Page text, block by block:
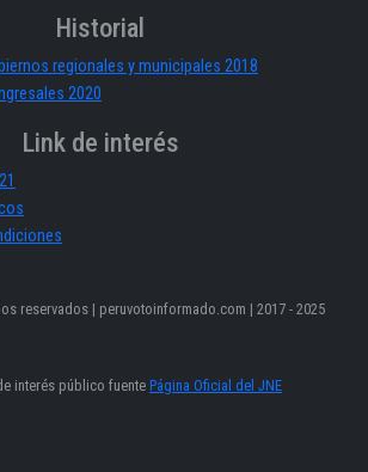
Historial
regionales y municipales 2018
2020
Link de interés
reservados | peruvotoinformado.com | 2017 - 2025
interés público fuentePágina Oficial del JNE